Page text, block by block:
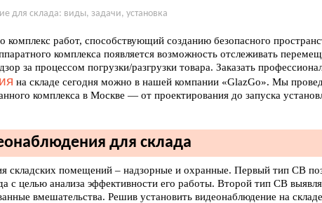
для склада: виды, задачи, установка
комплекс работ, способствующий созданию безопасного
комплекса появляется возможность отслеживать
за процессом погрузки/разгрузки товара. Заказать
на складе сегодня можно в нашей компании «GlazGo». Мы
комплекса в Москве — от проектирования до запуска
для склада
складских помещений – надзорные и охранные. Первый тип СВ
с целью анализа эффективности его работы. Второй тип СВ
вмешательства. Решив установить видеонаблюдение на